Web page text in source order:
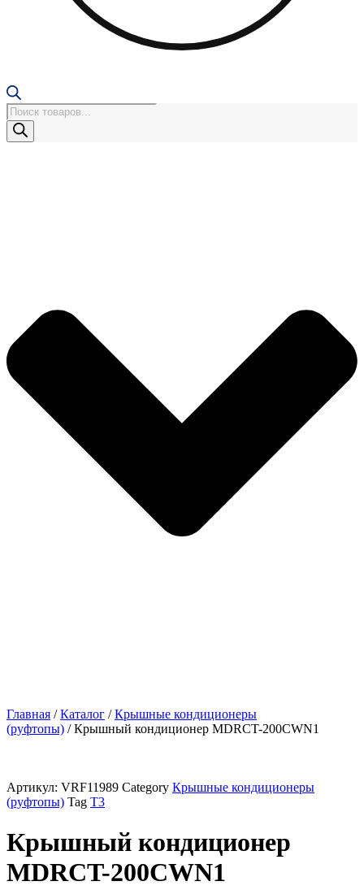
Поиск
товаров
Главная /Каталог /Крышные кондиционеры
(руфтопы) / Крышный кондиционер MDRCT-200CWN1
Артикул: VRF11989 Category Крышные кондиционеры
(руфтопы) Tag T3
Крышный кондиционер
MDRCT-200CWN1